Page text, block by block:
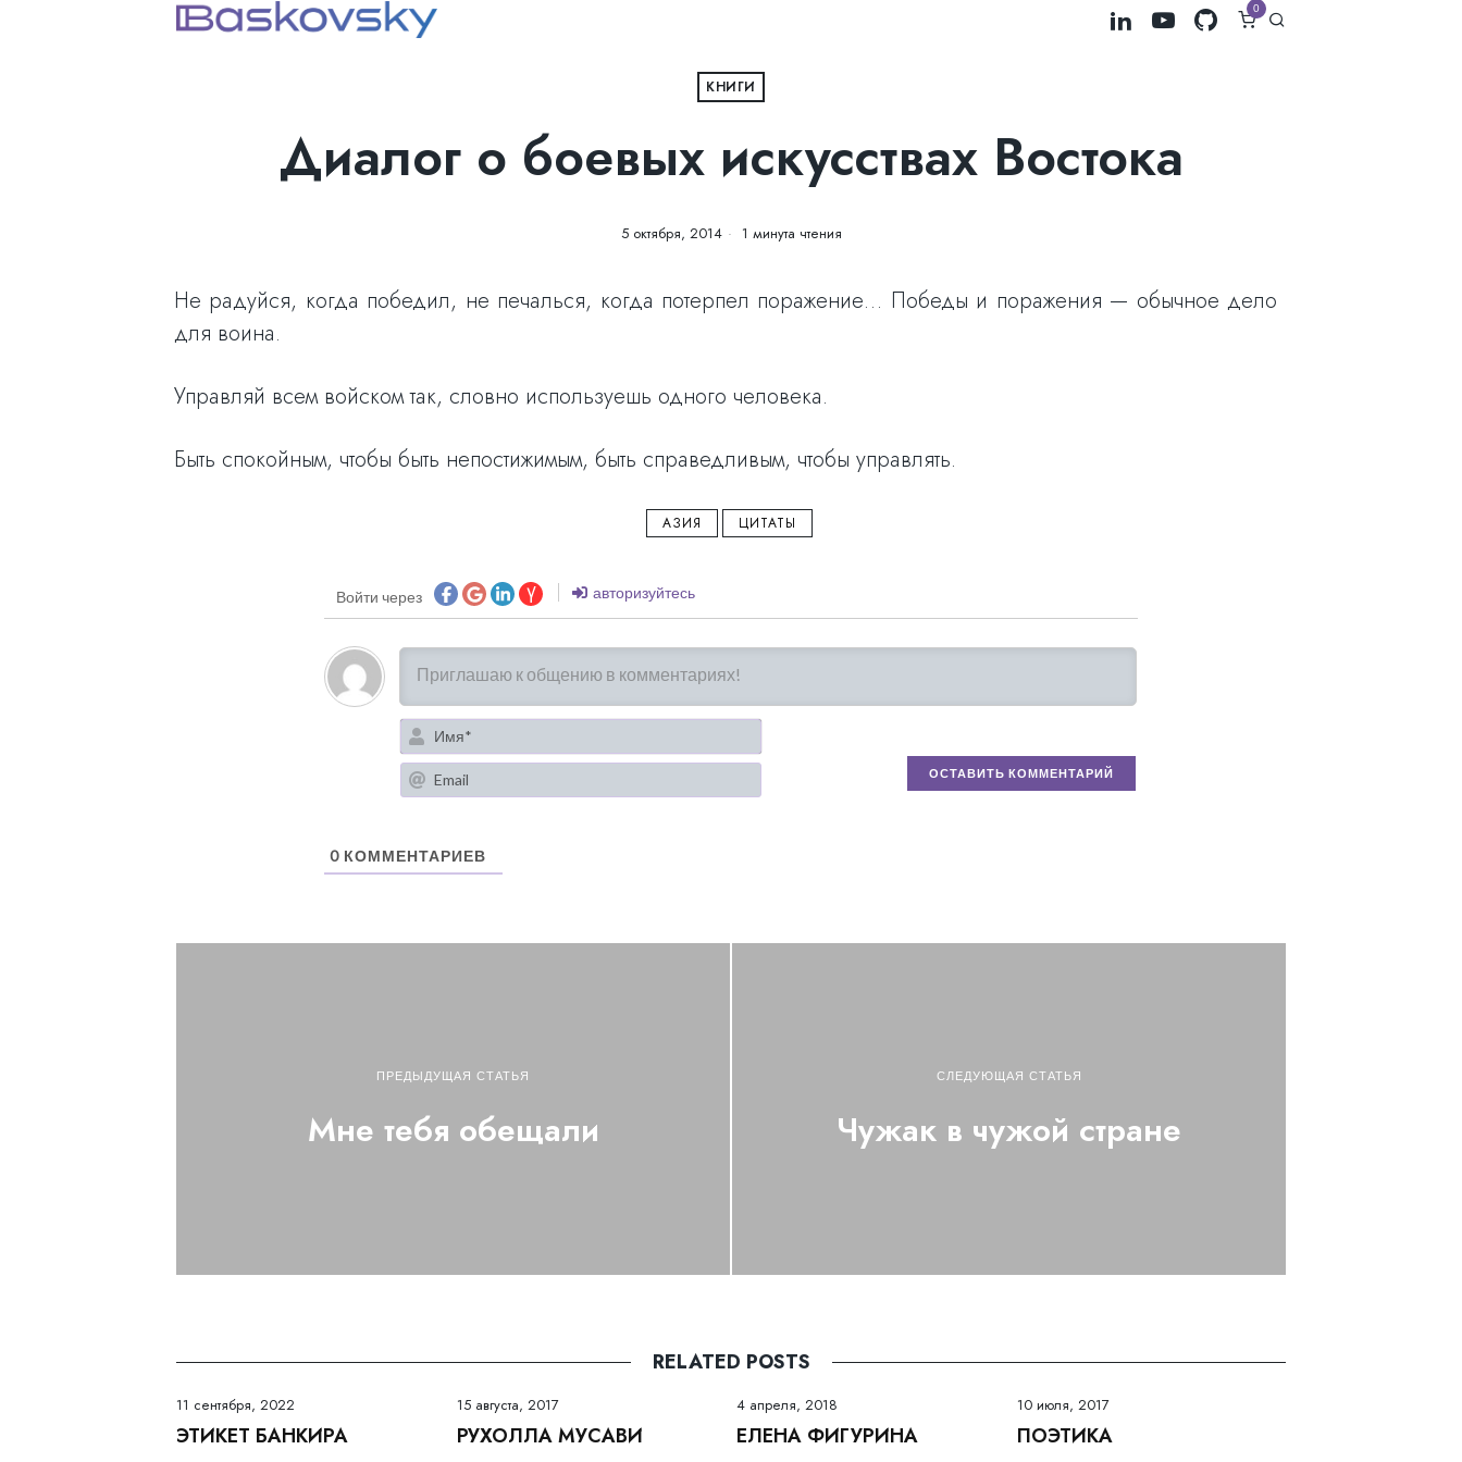
0
КНИГИ
Диалог о боевых искусствах Востока
5 октября, 2014 1 минута чтения
Не радуйся, когда победил, не печалься, когда потерпел поражение… Победы и поражения — обычное дело
для воина.
Управляй всем войском так, словно используешь одного человека.
Быть спокойным, чтобы быть непостижимым, быть справедливым, чтобы управлять.
АЗИЯ ЦИТАТЫ
Войти через авторизуйтесь
Имя*
Email
0 КОММЕНТАРИЕВ
ПРЕДЫДУЩАЯ СТАТЬЯ
Мне тебя обещали
СЛЕДУЮЩАЯ СТАТЬЯ
Чужак в чужой стране
RELATED POSTS
11 сентября, 2022
ЭТИКЕТ БАНКИРА
15 августа, 2017
РУХОЛЛА МУСАВИ
4 апреля, 2018
ЕЛЕНА ФИГУРИНА
10 июля, 2017
ПОЭТИКА